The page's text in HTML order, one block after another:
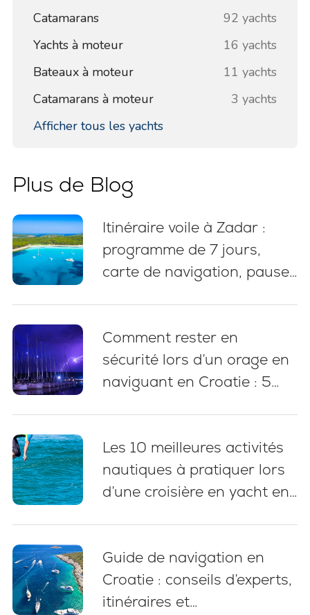
Catamarans
92 yachts
Yachts à moteur
16 yachts
Bateaux à moteur
11 yachts
Catamarans à moteur
3 yachts
Afficher tous les yachts
Plus de Blog
Itinéraire voile à Zadar :
programme de 7 jours,
carte de navigation, pauses
Comment rester en
sécurité lors d’un orage en
naviguant en Croatie : 5
Les 10 meilleures activités
nautiques à pratiquer lors
d’une croisière en yacht en
Guide de navigation en
Croatie : conseils d’experts,
itinéraires et